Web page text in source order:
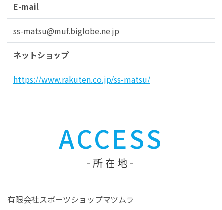
E-mail
ss-matsu@muf.biglobe.ne.jp
ネットショップ
https://www.rakuten.co.jp/ss-matsu/
ACCESS
所在地
有限会社スポーツショップマツムラ